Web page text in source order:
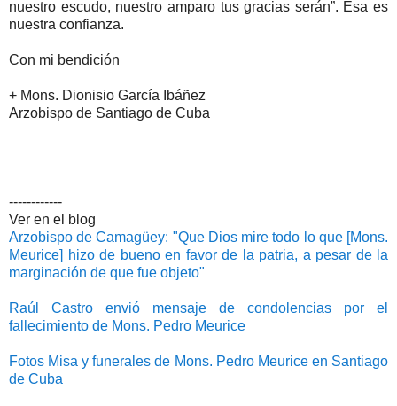
nuestro escudo, nuestro amparo tus gracias serán”. Esa es
nuestra confianza.
Con mi bendición
+ Mons. Dionisio García Ibáñez
Arzobispo de Santiago de Cuba
------------
Ver en el blog
Arzobispo de Camagüey: "Que Dios mire todo lo que [Mons.
Meurice] hizo de bueno en favor de la patria, a pesar de la
marginación de que fue objeto"
Raúl Castro envió mensaje de condolencias por el
fallecimiento de Mons. Pedro Meurice
Fotos Misa y funerales de Mons. Pedro Meurice en Santiago
de Cuba